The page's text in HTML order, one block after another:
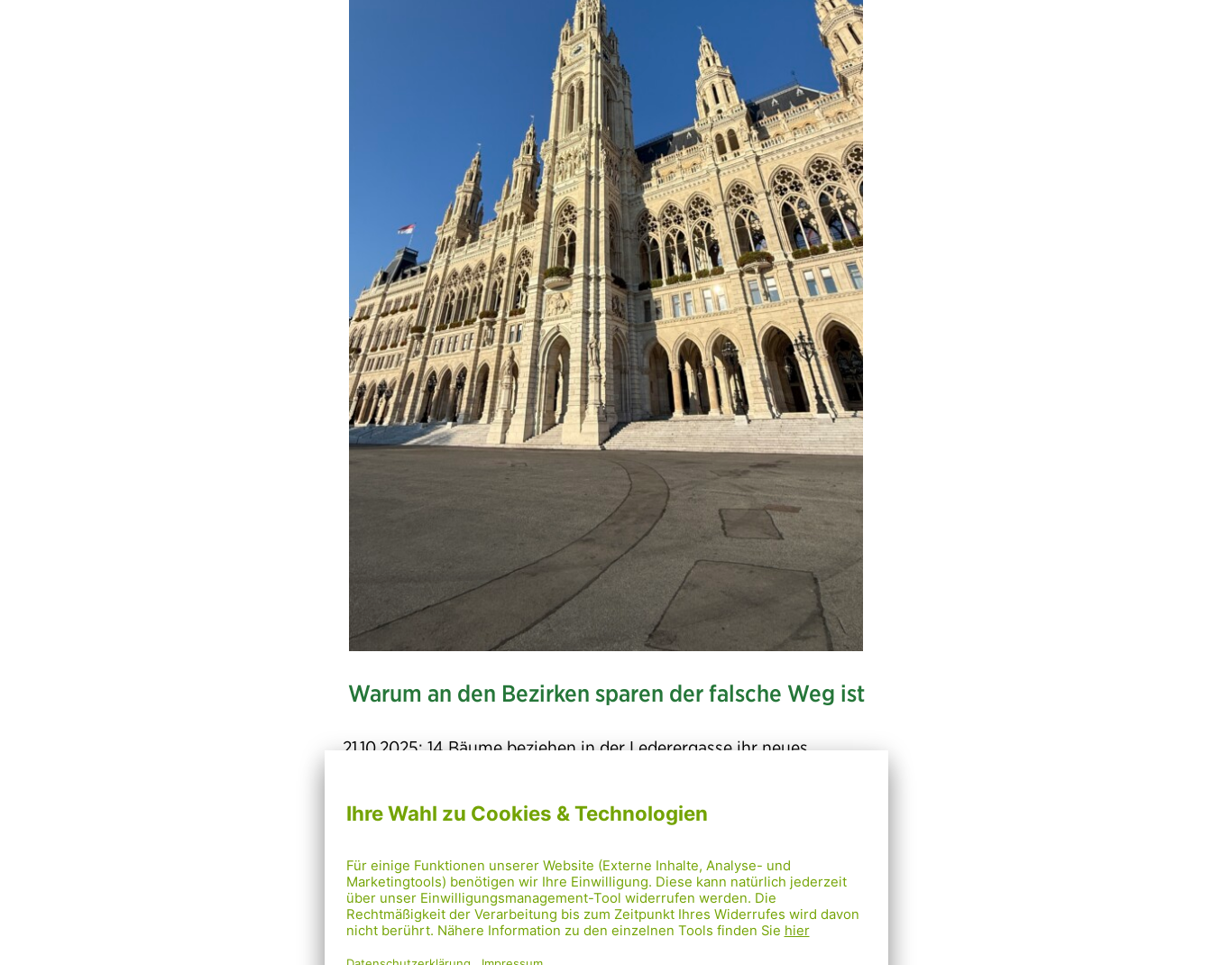
Warum an den Bezirken sparen der falsche Weg ist
21.10.2025: 14 Bäume beziehen in der Lederergasse ihr neues
der esBezirken bisher ermöglicht hat, größere Umgestaltungen
wurde über diesen Topf gefördert. Nun wird er ersatzlos gestrichen.
Wien muss sparen; 2026 ganze zwei Milliarden Euro!